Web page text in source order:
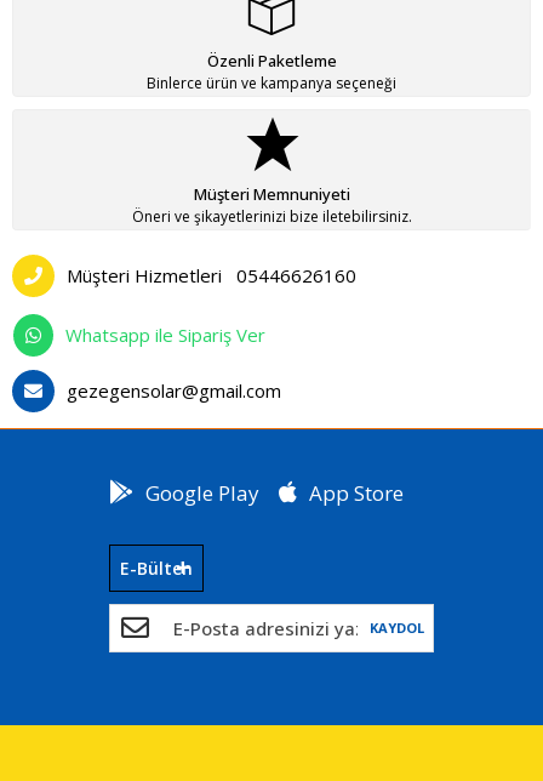
Özenli Paketleme
Binlerce ürün ve kampanya seçeneği
Müşteri Memnuniyeti
Öneri ve şikayetlerinizi bize iletebilirsiniz.
Müşteri Hizmetleri 05446626160
Whatsapp ile Sipariş Ver
gezegensolar@gmail.com
Google Play App Store
E-Bülten
KAYDOL